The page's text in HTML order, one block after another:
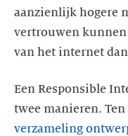
aanzienlijk hogere
vertrouwen
Een Responsible
twee manieren. Ten
verzameling